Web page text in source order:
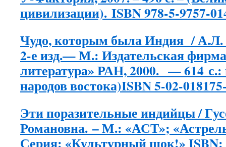
цивилизации). ISBN 978-5-9757-
Чудо, которым была Индия / А.Л.
2-е изд.— М.: Издательская
литература» РАН, 2000. — 614 с.:
народов востока)ISBN 5-02-
Эти поразительные индийцы /
Романовна. – М.: «АСТ»;
Серия: «Культурный шок!» ISBN: